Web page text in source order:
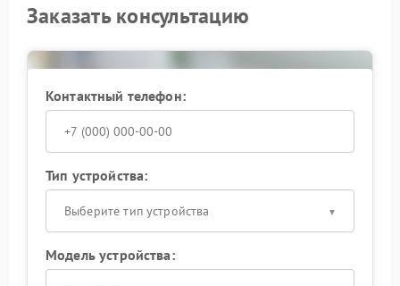
Заказать консультацию
Контактный телефон:
Тип устройства:
Выберите тип устройства
Модель устройства: